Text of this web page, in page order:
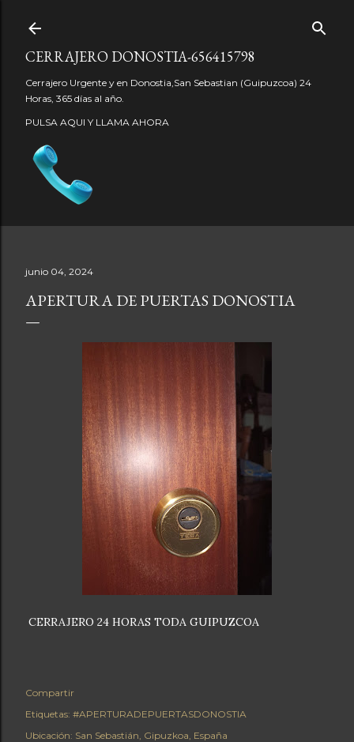
CERRAJERO DONOSTIA-656415798
Cerrajero Urgente y en Donostia,San Sebastian (Guipuzcoa) 24
Horas, 365 días al año.
PULSA AQUI Y LLAMA AHORA
junio 04, 2024
APERTURA DE PUERTAS DONOSTIA
CERRAJERO 24 HORAS TODA GUIPUZCOA
Compartir
Etiquetas: #APERTURADEPUERTASDONOSTIA
Ubicación: San Sebastián, Gipuzkoa, España